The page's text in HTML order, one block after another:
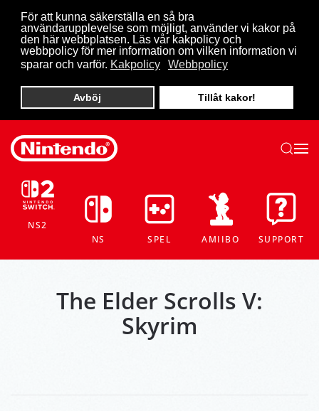
För att kunna säkerställa en så bra
användarupplevelse som möjligt, använder vi kakor på
den här webbplatsen. Läs vår kakpolicy och
webbpolicy för mer information om vilken information vi
sparar och varför. Kakpolicy Webbpolicy
Avböj Tillåt kakor!
Skip to main content
NS2
NS
SPEL AMIIBO SUPPORT
The Elder Scrolls V:
Skyrim